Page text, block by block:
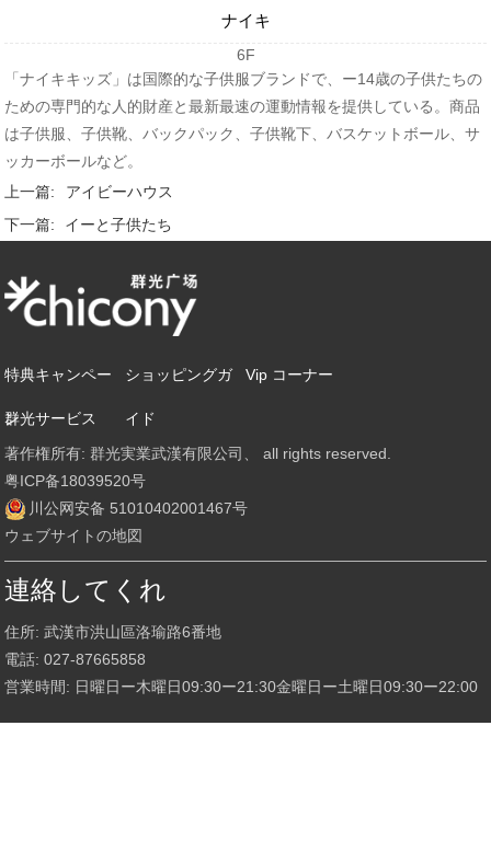
ナイキ
6F
「ナイキキッズ」は国際的な子供服ブランドで、ー14歳の子供たちの
ための専門的な人的財産と最新最速の運動情報を提供している。商品
は子供服、子供靴、バックパック、子供靴下、バスケットボール、サ
ッカーボールなど。
上一篇:
アイビーハウス
下一篇:
イーと子供たち
特典キャンペー
ン
ショッピングガ
イド
Vip コーナー
群光サービス
著作権所有: 群光実業武漢有限公司、 all rights reserved.
粤ICP备18039520号
川公网安备 51010402001467号
ウェブサイトの地図
連絡してくれ
住所: 武漢市洪山區洛瑜路6番地
電話: 027-87665858
営業時間: 日曜日ー木曜日09:30ー21:30金曜日ー土曜日09:30ー22:00